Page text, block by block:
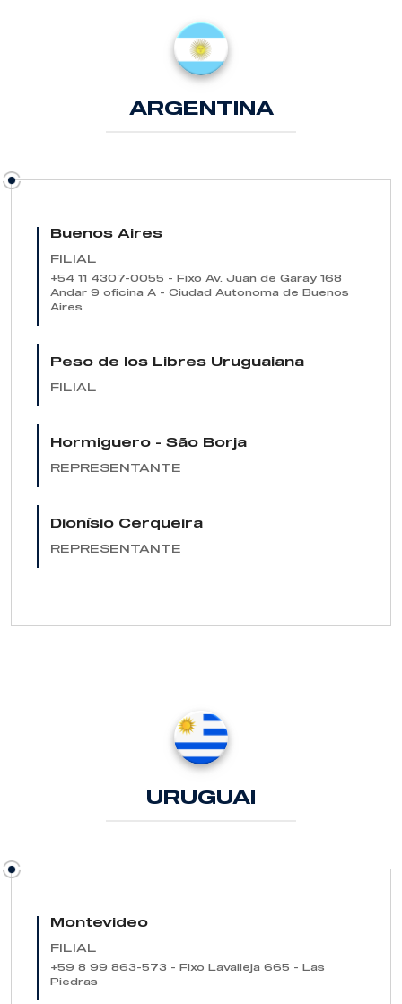
ARGENTINA
Buenos Aires
FILIAL
+54 11 4307-0055 - Fixo Av. Juan de Garay 168
Andar 9 oficina A - Ciudad Autonoma de Buenos
Aires
Peso de los Libres Uruguaiana
FILIAL
Hormiguero - São Borja
REPRESENTANTE
Dionísio Cerqueira
REPRESENTANTE
URUGUAI
Montevideo
FILIAL
+59 8 99 863-573 - Fixo Lavalleja 665 - Las
Piedras